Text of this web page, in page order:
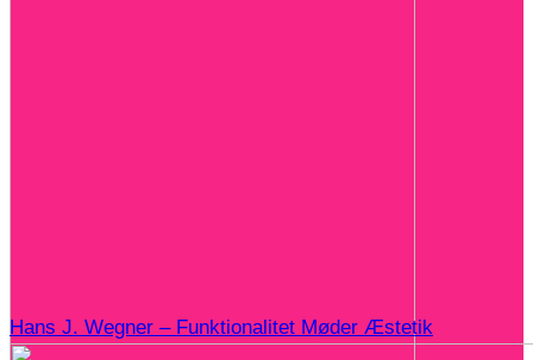
Hans J. Wegner – Funktionalitet Møder Æstetik